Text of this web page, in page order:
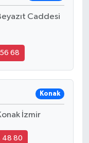
Caddesi
68
Konak
İzmir
48 80